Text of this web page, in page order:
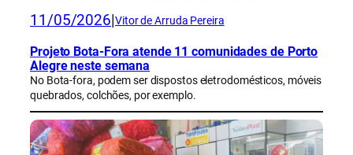
11/05/2026 Vitor de Arruda Pereira
Projeto Bota-Fora atende 11 comunidades de Porto
Alegre neste semana
No Bota-fora, podem ser dispostos eletrodomésticos, móveis
quebrados, colchões, por exemplo.